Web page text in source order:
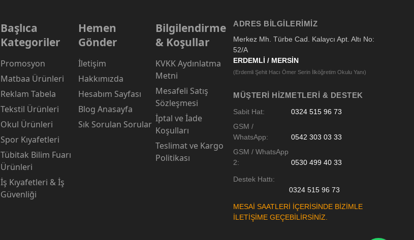
Başlıca
Kategoriler
Promosyon
Matbaa Ürünleri
Reklam Tabela
Tekstil Ürünleri
Okul Ürünleri
Spor Kıyafetleri
Tübitak Bilim Fuarı
Ürünleri
İş Kıyafetleri & İş
Güvenliği
Hemen
Gönder
İletişim
Hakkımızda
Hesabım Sayfası
Blog Anasayfa
Sık Sorulan Sorular
Bilgilendirme
& Koşullar
KVKK Aydınlatma
Metni
Mesafeli Satış
Sözleşmesi
İptal ve İade
Koşulları
Teslimat ve Kargo
Politikası
ADRES BILGILERIMIZ
Merkez Mh. Türbe Cad. Kalaycı Apt. Altı No:
52/A
ERDEMLİ / MERSİN
(Erdemli Şehit Hacı Ömer Serin İlköğretim Okulu Yanı)
MÜŞTERI HIZMETLERI & DESTEK
Sabit Hat:
0324 515 96 73
GSM /
WhatsApp:
0542 303 03 33
GSM / WhatsApp
2:
0530 499 40 33
Destek Hattı:
0324 515 96 73
MESAİ SAATLERİ İÇERİSİNDE BİZİMLE
İLETİŞİME GEÇEBİLİRSİNİZ.